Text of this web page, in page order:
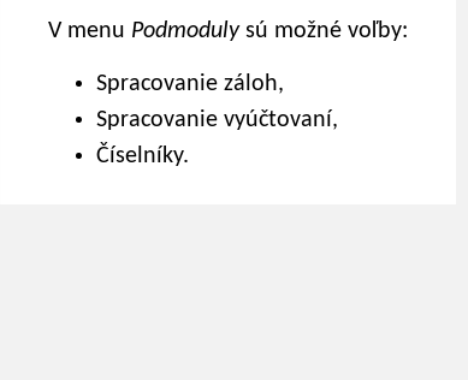
V menu Podmodulysú možné voľby:
Spracovanie záloh,
Spracovanie vyúčtovaní,
Číselníky.